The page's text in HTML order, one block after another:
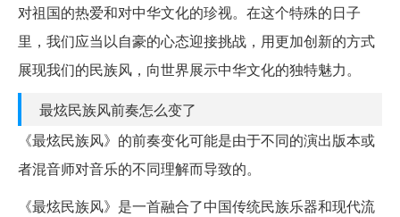
对祖国的热爱和对中华文化的珍视。在这个特殊的日子
里，我们应当以自豪的心态迎接挑战，用更加创新的方式
展现我们的民族风，向世界展示中华文化的独特魅力。
最炫民族风前奏怎么变了
《最炫民族风》的前奏变化可能是由于不同的演出版本或
者混音师对音乐的不同理解而导致的。
《最炫民族风》是一首融合了中国传统民族乐器和现代流